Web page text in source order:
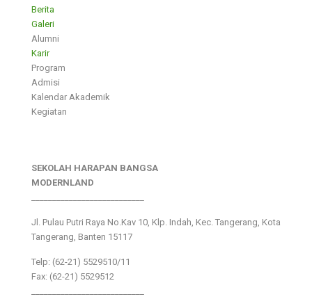
Berita
Galeri
Alumni
Karir
Program
Admisi
Kalendar Akademik
Kegiatan
SEKOLAH HARAPAN BANGSA
MODERNLAND
Jl. Pulau Putri Raya No.Kav 10, Klp. Indah, Kec. Tangerang, Kota
Tangerang, Banten 15117
Telp: (62-21) 5529510/11
Fax: (62-21) 5529512